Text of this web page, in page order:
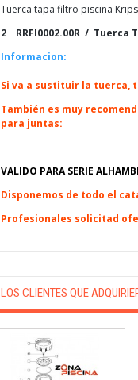
Tuerca tapa filtro piscina
2 RRFI0002.00R / Tuerca
Informacion:
Si va a sustituir la tuerca,
También es muy
para juntas:
VALIDO PARA SERIE
Disponemos de todo el
Profesionales solicitad
LOS CLIENTES QUE